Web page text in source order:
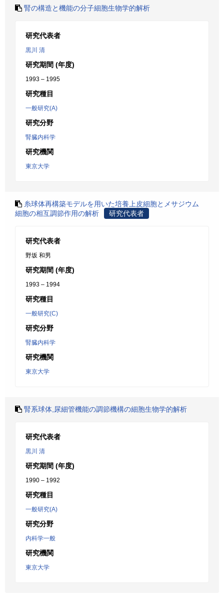
腎の構造と機能の分子細胞生物学的解析
研究代表者
黒川 清
研究期間 (年度)
1993 – 1995
研究種目
一般研究(A)
研究分野
腎臓内科学
研究機関
東京大学
糸球体再構築モデルを用いた培養上皮細胞とメサジウム
細胞の相互調節作用の解析
研究代表者
研究代表者
野坂 和男
研究期間 (年度)
1993 – 1994
研究種目
一般研究(C)
研究分野
腎臓内科学
研究機関
東京大学
腎系球体,尿細管機能の調節機構の細胞生物学的解析
研究代表者
黒川 清
研究期間 (年度)
1990 – 1992
研究種目
一般研究(A)
研究分野
内科学一般
研究機関
東京大学